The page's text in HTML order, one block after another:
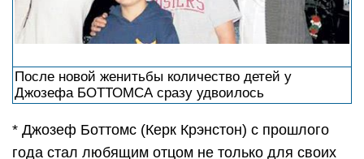
После новой женитьбы количество детей у
Джозефа БОТТОМСА сразу удвоилось
* Джозеф Боттомс (Керк Крэнстон) с прошлого
года стал любящим отцом не только для своих